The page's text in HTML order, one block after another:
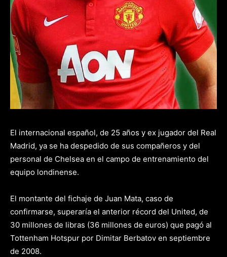
El internacional español, de 25 años y ex jugador del Real
Madrid, ya se ha despedido de sus compañeros y del
personal de Chelsea en el campo de entrenamiento del
equipo londinense.
El montante del fichaje de Juan Mata, caso de
confirmarse, superaría el anterior récord del United, de
30 millones de libras (36 millones de euros) que pagó al
Tottenham Hotspur por Dimitar Berbatov en septiembre
de 2008.